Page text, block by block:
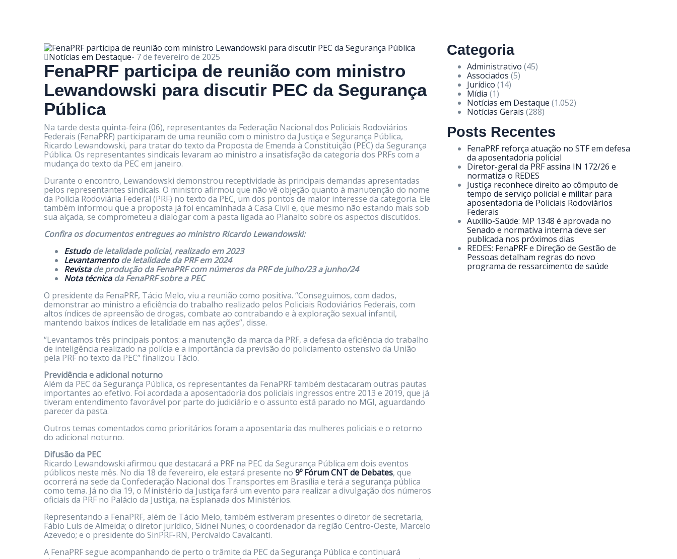
Notícias em Destaque- 7 de fevereiro de 2025
FenaPRF participa de reunião com ministro
Lewandowski para discutir PEC da Segurança
Pública
Na tarde desta quinta-feira (06), representantes da Federação Nacional dos Policiais Rodoviários
Federais (FenaPRF) participaram de uma reunião com o ministro da Justiça e Segurança Pública,
Ricardo Lewandowski, para tratar do texto da Proposta de Emenda à Constituição (PEC) da Segurança
Pública. Os representantes sindicais levaram ao ministro a insatisfação da categoria dos PRFs com a
mudança do texto da PEC em janeiro.
Durante o encontro, Lewandowski demonstrou receptividade às principais demandas apresentadas
pelos representantes sindicais. O ministro afirmou que não vê objeção quanto à manutenção do nome
da Polícia Rodoviária Federal (PRF) no texto da PEC, um dos pontos de maior interesse da categoria. Ele
também informou que a proposta já foi encaminhada à Casa Civil e, que mesmo não estando mais sob
sua alçada, se comprometeu a dialogar com a pasta ligada ao Planalto sobre os aspectos discutidos.
Confira os documentos entregues ao ministro Ricardo Lewandowski:
Estudode letalidade policial, realizado em 2023
Levantamentode letalidade da PRF em 2024
Revistade produção da FenaPRF com números da PRF de julho/23 a junho/24
Nota técnicada FenaPRF sobre a PEC
O presidente da FenaPRF, Tácio Melo, viu a reunião como positiva. “Conseguimos, com dados,
demonstrar ao ministro a eficiência do trabalho realizado pelos Policiais Rodoviários Federais, com
altos índices de apreensão de drogas, combate ao contrabando e à exploração sexual infantil,
mantendo baixos índices de letalidade em nas ações”, disse.
“Levantamos três principais pontos: a manutenção da marca da PRF, a defesa da eficiência do trabalho
de inteligência realizado na polícia e a importância da previsão do policiamento ostensivo da União
pela PRF no texto da PEC” finalizou Tácio.
Previdência e adicional noturno
Além da PEC da Segurança Pública, os representantes da FenaPRF também destacaram outras pautas
importantes ao efetivo. Foi acordada a aposentadoria dos policiais ingressos entre 2013 e 2019, que já
tiveram entendimento favorável por parte do judiciário e o assunto está parado no MGI, aguardando
parecer da pasta.
Outros temas comentados como prioritários foram a aposentaria das mulheres policiais e o retorno
do adicional noturno.
Difusão da PEC
Ricardo Lewandowski afirmou que destacará a PRF na PEC da Segurança Pública em dois eventos
públicos neste mês. No dia 18 de fevereiro, ele estará presente no 9º Fórum CNT de Debates, que
ocorrerá na sede da Confederação Nacional dos Transportes em Brasília e terá a segurança pública
como tema. Já no dia 19, o Ministério da Justiça fará um evento para realizar a divulgação dos números
oficiais da PRF no Palácio da Justiça, na Esplanada dos Ministérios.
Representando a FenaPRF, além de Tácio Melo, também estiveram presentes o diretor de secretaria,
Fábio Luís de Almeida; o diretor jurídico, Sidnei Nunes; o coordenador da região Centro-Oeste, Marcelo
Azevedo; e o presidente do SinPRF-RN, Percivaldo Cavalcanti.
A FenaPRF segue acompanhando de perto o trâmite da PEC da Segurança Pública e continuará
Categoria
Administrativo (45)
Associados (5)
Jurídico (14)
Mídia (1)
Notícias em Destaque (1.052)
Notícias Gerais (288)
Posts Recentes
FenaPRF reforça atuação no STF em defesa
da aposentadoria policial
Diretor-geral da PRF assina IN 172/26 e
normatiza o REDES
Justiça reconhece direito ao cômputo de
tempo de serviço policial e militar para
aposentadoria de Policiais Rodoviários
Federais
Auxílio-Saúde: MP 1348 é aprovada no
Senado e normativa interna deve ser
publicada nos próximos dias
REDES: FenaPRF e Direção de Gestão de
Pessoas detalham regras do novo
programa de ressarcimento de saúde